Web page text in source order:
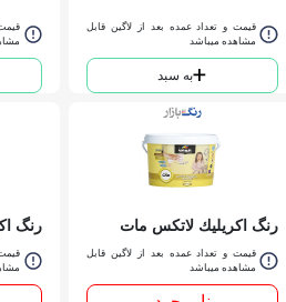
قیمت و تعداد عمده بعد از لاگین قابل
مشاهده میباشد
به سبد
رنگ اكريليك لاتكس مات
3140 الوان دبهقیمت و تعداد عمده بعد از لاگین قابل
مشاهده میباشد
رنگ
4109 الوان كوارت